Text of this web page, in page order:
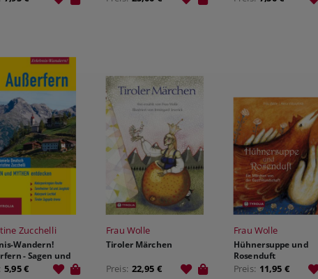
Zucchelli
Wandern!
- Sagen und
entdecken
5,95 €
Frau Wolle
Tiroler Märchen
Preis: 22,95 €
Frau Wolle
Hühnersuppe und
Rosenduft
Preis: 11,95 €